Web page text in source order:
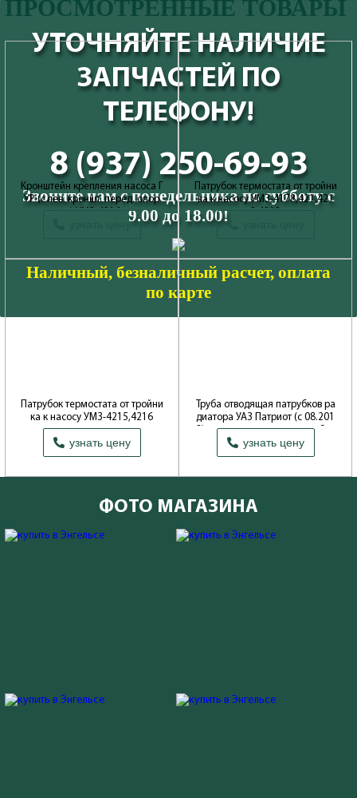
ПРОСМОТРЕННЫЕ ТОВАРЫ
Кронштейн крепления насоса Г
УР (с лев. кроншт. перед. опор
узнать цену
Патрубок термостата от тройни
ка к насосу УМЗ-4178,421,421
Патрубок термостата от тройни
ка к насосу УМЗ-4215,4216
моторы
узнать цену
Труба отводящая патрубков ра
диатора УАЗ Патриот (с 08.201
3) с отводом для расширит.бач
ка
Производитель: ОАО УАЗ
узнать цену
УТОЧНЯЙТЕ НАЛИЧИЕ
ЗАПЧАСТЕЙ ПО
ТЕЛЕФОНУ!
8 (937) 250-69-93
Звоните нам с понедельника по субботу с
9.00 до 18.00!
Наличный, безналичный расчет, оплата
по карте
ФОТО МАГАЗИНА